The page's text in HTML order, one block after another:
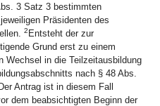
3 Satz 3 bestimmten
Präsidenten des
2 Entsteht der zur
Grund erst zu einem
Wechsel in die Teilzeitausbildung
nach § 48 Abs.
Der Antrag ist in diesem Fall
dem beabsichtigten Beginn der